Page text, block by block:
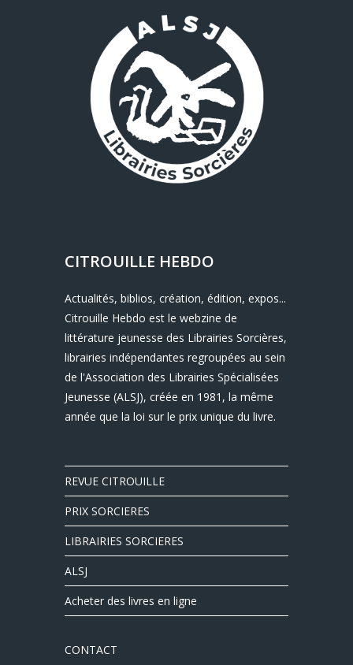
CITROUILLE HEBDO
Actualités, biblios, création, édition, expos...
Citrouille Hebdo est le webzine de
littérature jeunesse des Librairies Sorcières,
librairies indépendantes regroupées au sein
de l'Association des Librairies Spécialisées
Jeunesse (ALSJ), créée en 1981, la même
année que la loi sur le prix unique du livre.
REVUE CITROUILLE
PRIX SORCIERES
LIBRAIRIES SORCIERES
ALSJ
Acheter des livres en ligne
CONTACT